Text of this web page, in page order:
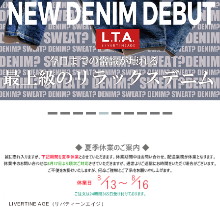
LIVERTINE AGE（リバティーンエイジ）